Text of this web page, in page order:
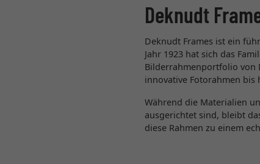
Deknudt
Deknudt Frames ist ein
Jahr 1923 hat sich das
Bilderrahmenportfolio von
innovative Fotorahmen
Während die Materialien
ausgerichtet sind, bleibt
diese Rahmen zu einem